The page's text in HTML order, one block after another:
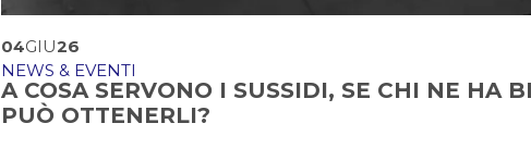
04GIU26
NEWS & EVENTI
A COSA SERVONO I SUSSIDI, SE CHI NE HA
PUÒ OTTENERLI?